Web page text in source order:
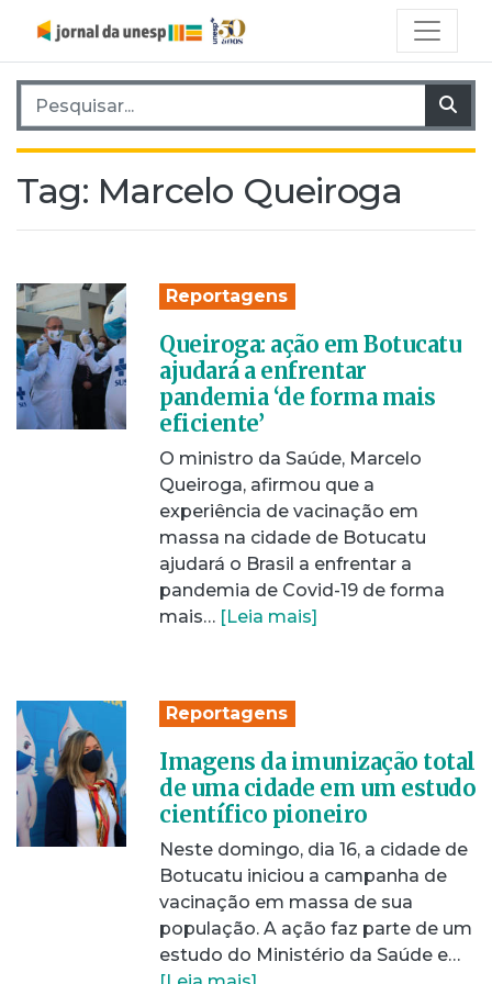
Pesquisar por:
Tag: Marcelo Queiroga
Reportagens
Queiroga: ação em Botucatu
ajudará a enfrentar
pandemia ‘de forma mais
eficiente’
O ministro da Saúde, Marcelo
Queiroga, afirmou que a
experiência de vacinação em
massa na cidade de Botucatu
ajudará o Brasil a enfrentar a
pandemia de Covid-19 de forma
mais… [Leia mais]
Reportagens
Imagens da imunização total
de uma cidade em um estudo
científico pioneiro
Neste domingo, dia 16, a cidade de
Botucatu iniciou a campanha de
vacinação em massa de sua
população. A ação faz parte de um
estudo do Ministério da Saúde e…